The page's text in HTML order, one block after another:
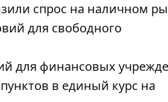
спрос на наличном
для свободного
для финансовых
в единый курс на